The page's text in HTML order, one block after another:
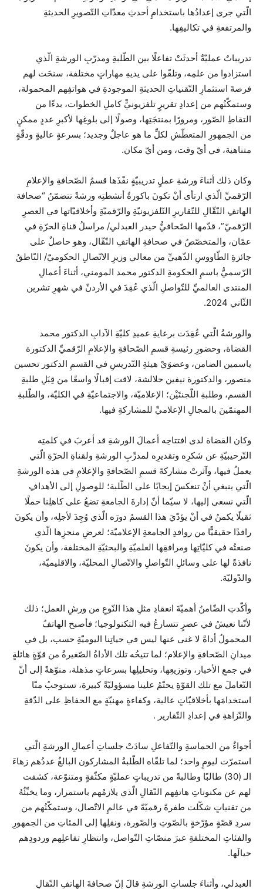
الّتي جرى إعدادُها باستخدامِ أحدثِ معدّاتِ التّصويرِ الحديثةِ
والمرتفعةِ في تكاليفِها.
تدريباتٌ عمليّةٌ أحدثَتْ تفاعلًا بين الطّلبةِ ومدرّبِ الورشةِ الّذي
استزادوا من علمِه، وتلقّوا على يديهِ مهاراتٍ مختلفة، سنحَت لهم
فرصةَ استثمارِ التّقنياتِ الحديثةِ الموجودةِ في هواتفِهم المحمولة،
وستمكّنُهم من إعدادِ تقريرٍ تلفزيونيٍّ كاملِ الخطوات، بدءًا من
التقاطِ الصّور، ومرورًا بمنتجَتِها، وصولًا إلى بلوغِها لأكبرِ عددٍ ممكنٍ
من الجمهورِ المتعطّشِ لكلِّ ما هو عاجلٌ وجديد؛ بسرعةٍ عاليةٍ ودقّةٍ
متناهية، في أيّ وقت، ومن أيّ مكان.
وكان ذلك أثناءَ ورشةِ عملٍ تدريبيّةٍ نفّذَها قسمُ الصّحافةِ والإعلامِ
الرّقميِّ الّذي ارتأى أنْ تكونَ باكورةُ أنشطتِه ورشةً تتضمّنُ “صحافة
الهاتفِ النّقّالِ للتّقاريرِ التّلفزيونيّةِ والرّقميّةِ وأخلاقيّاتها في العصرِ
الرّقميّ”، قدّمها الصّحافيُّ حيدر العبدلي/ مراسلُ قناةِ الحرّةِ في
عمّان، والمتخصّصُ في صحافةِ الهاتفِ النّقّال، وهو حاصلٌ على
جائزةِ الطّاووسِ الذّهبيِّ من معالي وزيرِ الاتّصالِ الحكوميّ/ النّاطقُ
الرّسميُّ باسمِ الحكومةِ الدكتور محمد المومني، أثناءَ أعمالِ
المنتدى العالميِّ للتّواصلِ الّذي عُقِدَ في الأردنّ في شهرِ تشرين
الثّاني 2024.
والورشةُ الّتي عُقِدَت برعايةِ عميدِ كليّةِ الآدابِ الدكتور محمد
القضاة، وحضورِ رئيسةِ قسمِ الصّحافةِ والإعلامِ الرّقميِّ الدكتورة
ياسمين الضامن، وعضوَيْ هيئةِ التّدريسِ في القسمِ الدكتور تحسين
منصور، والدكتورة نيفين حلالشة، لاقت إقبالًا واسعًا من قِبَلِ طلبةِ
القسم، وطلبةِ اللّجنتَيْن؛ الإعلاميّة، والاجتماعيّةِ في الكليّة، والطّلبةِ
المهتمّينَ بالمجالِ الإعلاميِّ للمشاركةِ فيها.
وكان القضاة لدى افتتاحِه أعمالَ الورشةِ قد أعربَ في كلمتِه
التّرحيبيّةِ عن شكرِه وتقديرِه لمدرِّبِ الورشةِ ولقناةِ الحرّةِ الّتي
يعملُ فيها، وآثرتْ مشاركةَ قسمِ الصّحافةِ والإعلامِ في هذه الورشةِ
الّتي ينبغي أنْ تنعكسَ إيجابًا على الطّلبة؛ للوصولِ إلى الأهدافِ
الّتي نسعى إليها، لا سيّما أنّ إدارةَ الجامعةِ تضعُ على كاهلِنا حملًا
ثقيلًا يكمنُ في أنْ يؤدّيَ هذا القسمُ دورَه الّذي وُجِدَ لأجلِه، وأن يكونَ
رافدًا حقيقيًّا من روافدِ الجامعةِ الإعلاميّة؛ لعرضِ منجزِها الّذي
صنعتُه في كليّاتِها ومرافقِها العلميّةِ والبحثيّةِ المختلفة، وأن يكونَ
نافذةً لها على وسائلِ التّواصلِ والاتّصالِ المحليّة، والاقليميّة،
والدّوليّة.
وأكّدتِ الضّامنُ أهميّةَ انعقادِ مثلِ هذا النّوعِ من ورشِ العمل؛ ذلك
لأنّنا نعيشُ في عصرٍ تتسارعُ فيه التكنولوجيا؛ فأصبح الهاتفُ
المحمولُ أداةً لا غنى عنها ليس في حياتِنا اليوميّةِ حسب، بل في
ميدانِ الصّحافةِ والإعلام؛ لما تتيحُه تلك الأداةُ الصّغيرةُ من قوّةٍ هائلةٍ
في جمعِ الأخبار، وتوزيعِها، وتحليلِها بسرعاتٍ مذهلة، منوّهةً إلى أنّ
التّعاملَ مع تلك القوّةِ يحتّمُ علينا مسؤوليّةً كبيرة، تستوجبُ منّا
استخدامَها بأخلاقيّاتٍ عالية، وكفاءةٍ مهنيّةٍ مع الحفاظِ على الدّقةِ
والنّزاهةِ في إعدادِ التّقارير .
أجواءٌ من الحماسةِ والتّفاعلِ سادَتْ جلساتِ أعمالِ الورشةِ الّتي
استمرّت ليومٍ واحد؛ لما تلقّاه الطّلبةُ المشاركون البالغُ عددُهم زهاءَ
الـ (30) طالبًا وطالبةً من تدريباتٍ عمليّةٍ مكثّفةٍ ومتنوّعة، كشفت
لهم عن مكنوناتِ هاتفِهم النّقالِ الّذي يلازمُهم باستمرار، وما يخبِّئُهُ
من تقنياتٍ شكّلت طفرةً رقميّةً في عالمِ الاتّصال، وستمكّنُهم من
سردِ قصّةٍ مؤرّخةٍ بالصّوتِ والصّورة، ونقلِها إلى المئاتِ من الجمهورِ
والفئاتِ المختلفةِ عبرَ منصّاتِ التّواصل، وانتظارِ تفاعلِهم وردودِهم
حيالَها.
العبدلي، وأثناءَ جلساتِ الورشةِ قالَ إنّ صحافةَ الهاتفِ النّقالِ